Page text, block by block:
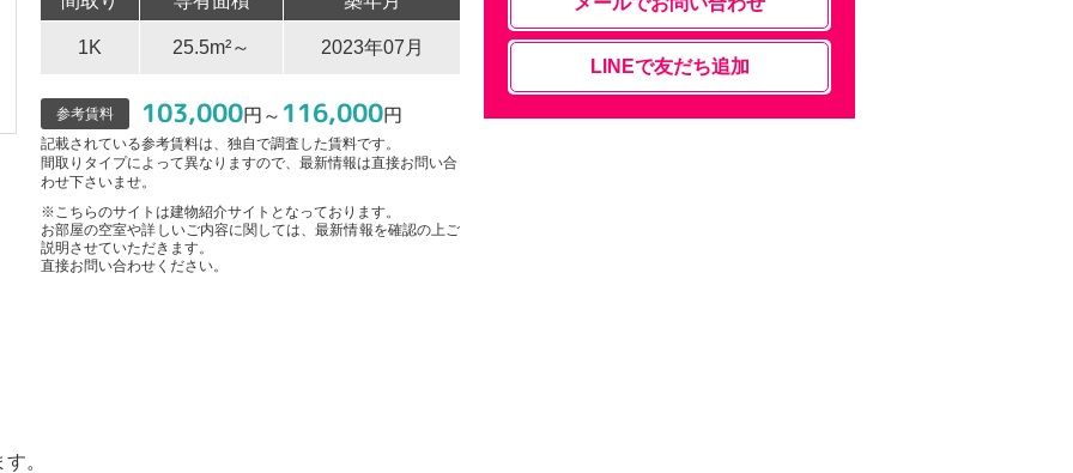
1K 25.5m²～ 2023年07月
参考賃料 103,000円～ 116,000円
記載されている参考賃料は、独自で調査した賃料です。
間取りタイプによって異なりますので、最新情報は直接お問い合
わせ下さいませ。
※こちらのサイトは建物紹介サイトとなっております。
お部屋の空室や詳しいご内容に関しては、最新情報を確認の上ご
説明させていただきます。
直接お問い合わせください。
LINEで友だち追加
。